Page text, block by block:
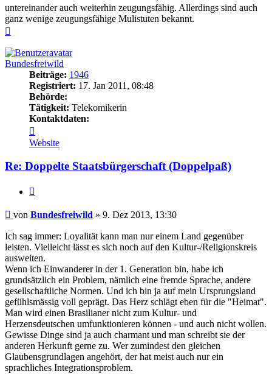
untereinander auch weiterhin zeugungsfähig. Allerdings sind auch
ganz wenige zeugungsfähige Mulistuten bekannt.
Bundesfreiwild
Beiträge: 1946
Registriert: 17. Jan 2011, 08:48
Behörde:
Tätigkeit: Telekomikerin
Kontaktdaten:
von
Bundesfreiwild
Website
Re: Doppelte Staatsbürgerschaft (Doppelpaß)
Beitrag
von Bundesfreiwild » 9. Dez 2013, 13:30
Ich sag immer: Loyalität kann man nur einem Land gegenüber
leisten. Vielleicht lässt es sich noch auf den Kultur-/Religionskreis
ausweiten.
Wenn ich Einwanderer in der 1. Generation bin, habe ich
grundsätzlich ein Problem, nämlich eine fremde Sprache, andere
gesellschaftliche Normen. Und ich bin ja auf mein Ursprungsland
gefühlsmässig voll geprägt. Das Herz schlägt eben für die "Heimat".
Man wird einen Brasilianer nicht zum Kultur- und
Herzensdeutschen umfunktionieren können - und auch nicht wollen.
Gewisse Dinge sind ja auch charmant und man schreibt sie der
anderen Herkunft gerne zu. Wer zumindest den gleichen
Glaubensgrundlagen angehört, der hat meist auch nur ein
sprachliches Integrationsproblem.